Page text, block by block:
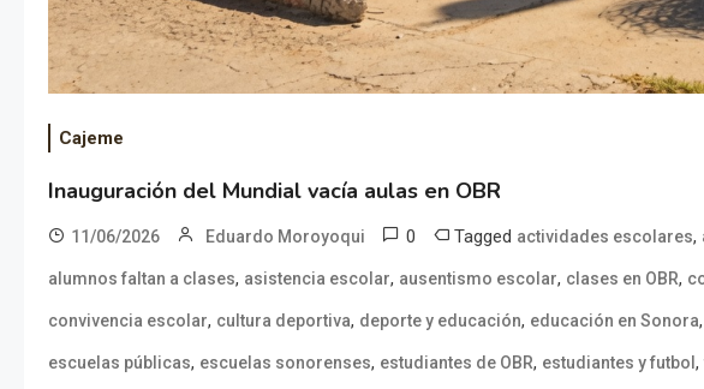
Cajeme
Inauguración del Mundial vacía aulas en OBR
11/06/2026 Eduardo Moroyoqui 0 Tagged actividades escolares,
alumnos faltan a clases, asistencia escolar, ausentismo escolar, clases en OBR,
convivencia escolar, cultura deportiva, deporte y educación, educación en Sonora,
escuelas públicas, escuelas sonorenses, estudiantes de OBR, estudiantes y futbol,